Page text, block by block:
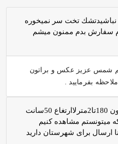
تخت سر نميخوره
سفارش بدم ممنون ميشم
شمس عزیز عکس و براتون
بفرمایید .
میزتلویزیون 180تا2مترلاارتغاع 50سانت
میتونستم مشاهده کنیم
ارسال برای شهرستان دارید